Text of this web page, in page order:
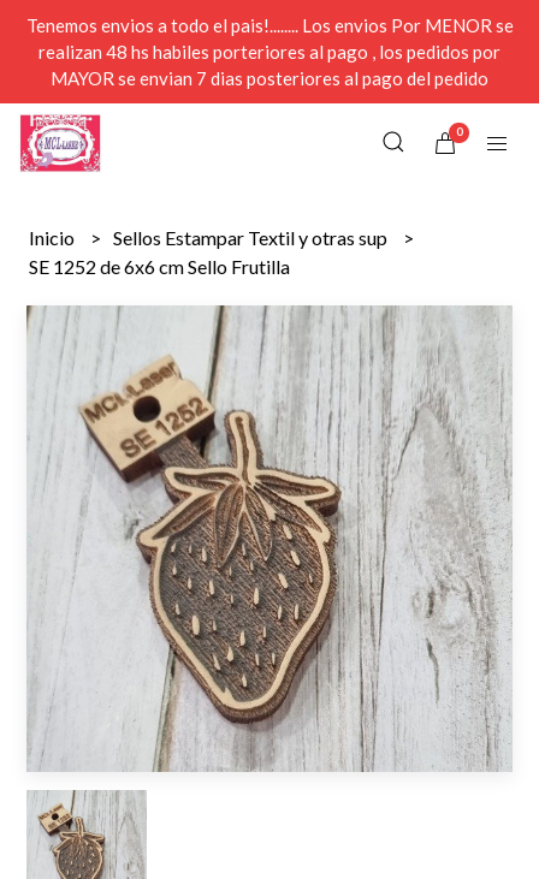
Tenemos envios a todo el pais!........ Los envios Por MENOR se
realizan 48 hs habiles porteriores al pago , los pedidos por
MAYOR se envian 7 dias posteriores al pago del pedido
0
Inicio
Sellos Estampar Textil y otras sup
SE 1252 de 6x6 cm Sello Frutilla